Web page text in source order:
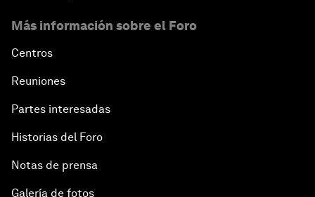
Más información sobre el Foro
Centros
Reuniones
Partes interesadas
Historias del Foro
Notas de prensa
Galería de fotos